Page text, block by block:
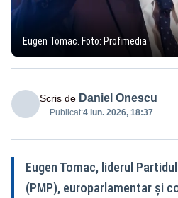
Eugen Tomac. Foto: Profimedia
Scris de Daniel Onescu
Publicat:4 iun. 2026, 18:37
Eugen Tomac, liderul
(PMP), europarlamentar și